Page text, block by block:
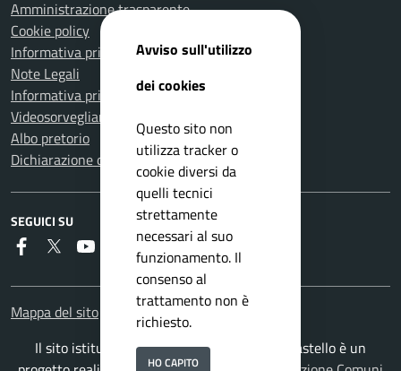
Amministrazione trasparente
Cookie policy
Informativa privacy
Note Legali
Informativa privacy Polizia Locale
Videosorveglianza e privacy
Albo pretorio
Dichiarazione di accessibilità
SEGUICI SU
Faceboook
Twitter YoutubeInstagram
RSS
Mappa del sito
Il sito istituzionale del Comune di Città di Castello è un
Avviso sull'utilizzo
dei cookies
Questo sito non
utilizza tracker o
cookie diversi da
quelli tecnici
strettamente
necessari al suo
funzionamento. Il
consenso al
trattamento non è
richiesto.
HO CAPITO